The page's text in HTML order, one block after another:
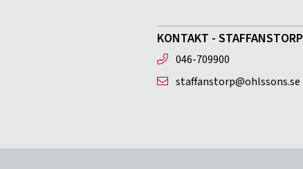
KONTAKT - STAFFANSTORP
046-709900
staffanstorp@ohlssons.se